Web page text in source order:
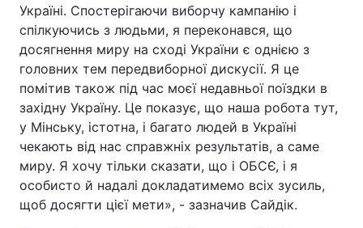
Україні. Спостерігаючи виборчу кампанію і
спілкуючись з людьми, я переконався, що
досягнення миру на сході України є однією з
головних тем передвиборної дискусії. Я це
помітив також під час моєї недавньої поїздки в
західну Україну. Це показує, що наша робота тут,
у Мінську, істотна, і багато людей в Україні
чекають від нас справжніх результатів, а саме
миру. Я хочу тільки сказати, що і ОБСЄ, і я
особисто й надалі докладатимемо всіх зусиль,
щоб досягти цієї мети», - зазначив Сайдік.